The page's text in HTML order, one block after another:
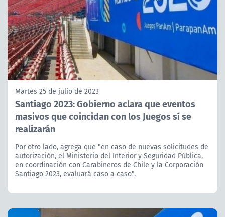
Martes 25 de julio de 2023
Santiago 2023: Gobierno aclara que eventos
masivos que coincidan con los Juegos sí se
realizarán
Por otro lado, agrega que "en caso de nuevas solicitudes de
autorización, el Ministerio del Interior y Seguridad Pública,
en coordinación con Carabineros de Chile y la Corporación
Santiago 2023, evaluará caso a caso".